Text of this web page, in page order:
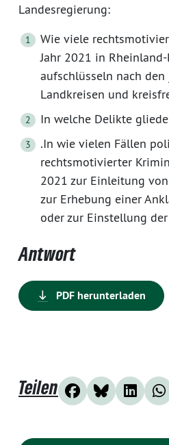
Landesregierung:
Wie viele
Jahr 2021 in
aufschlüsseln nach
Landkreisen und
In welche Delikte
.In wie vielen Fällen
rechtsmotivierter
2021 zur Einleitung
zur Erhebung einer
oder zur Einstellung
Antwort
PDF herunterladen
Teilen